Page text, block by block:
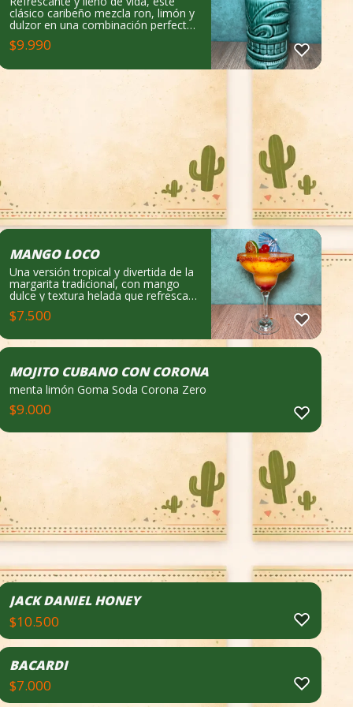
clásico caribeño mezcla ron, limón y
dulzor en una combinación perfecta
para calmar el calor y seguir
celebrando. Notas de cata: Cítrico,
$9.990
MANGO LOCO
Una versión tropical y divertida de la
margarita tradicional, con mango
dulce y textura helada que refresca
desde el primer sorbo. Un verdadero
agasajo veraniego. Notas de cata:
lleva: mango natural, limón, un toque
tajin y chamoy
$7.500
MOJITO CUBANO CON CORONA
menta limón Goma Soda Corona Zero
$9.000
JACK DANIEL HONEY
$10.500
BACARDI
$7.000